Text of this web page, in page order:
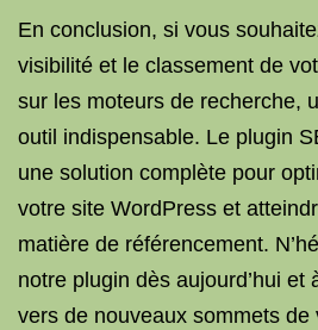
En conclusion, si vous
visibilité et le classement de
sur les moteurs de recherche,
outil indispensable. Le plugin
une solution complète pour
votre site WordPress et
matière de référencement.
notre plugin dès aujourd’hui et
vers de nouveaux sommets de